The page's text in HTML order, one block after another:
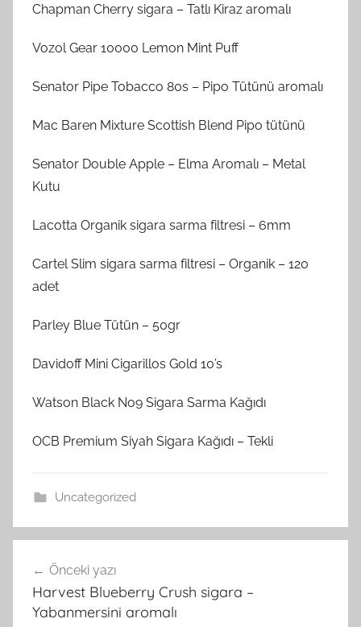
Chapman Cherry sigara – Tatlı Kiraz aromalı
Vozol Gear 10000 Lemon Mint Puff
Senator Pipe Tobacco 80s – Pipo Tütünü aromalı
Mac Baren Mixture Scottish Blend Pipo tütünü
Senator Double Apple – Elma Aromalı – Metal
Kutu
Lacotta Organik sigara sarma filtresi – 6mm
Cartel Slim sigara sarma filtresi – Organik – 120
adet
Parley Blue Tütün – 50gr
Davidoff Mini Cigarillos Gold 10’s
Watson Black No9 Sigara Sarma Kağıdı
OCB Premium Siyah Sigara Kağıdı – Tekli
Uncategorized
gezinmesi
Önceki yazı
Harvest Blueberry Crush sigara –
Yabanmersini aromalı